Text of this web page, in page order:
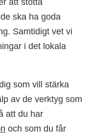
att stötta
ska ha goda
Samtidigt vet vi
i det lokala
som vill stärka
av de verktyg som
att du har
och som du får